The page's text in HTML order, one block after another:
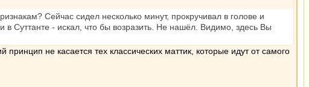
Сейчас сидел несколько минут, прокручивал в голове и
Суттанте - искал, что бы возразить. Не нашёл. Видимо, здесь Вы
не касается тех классических маттик, которые идут от самого